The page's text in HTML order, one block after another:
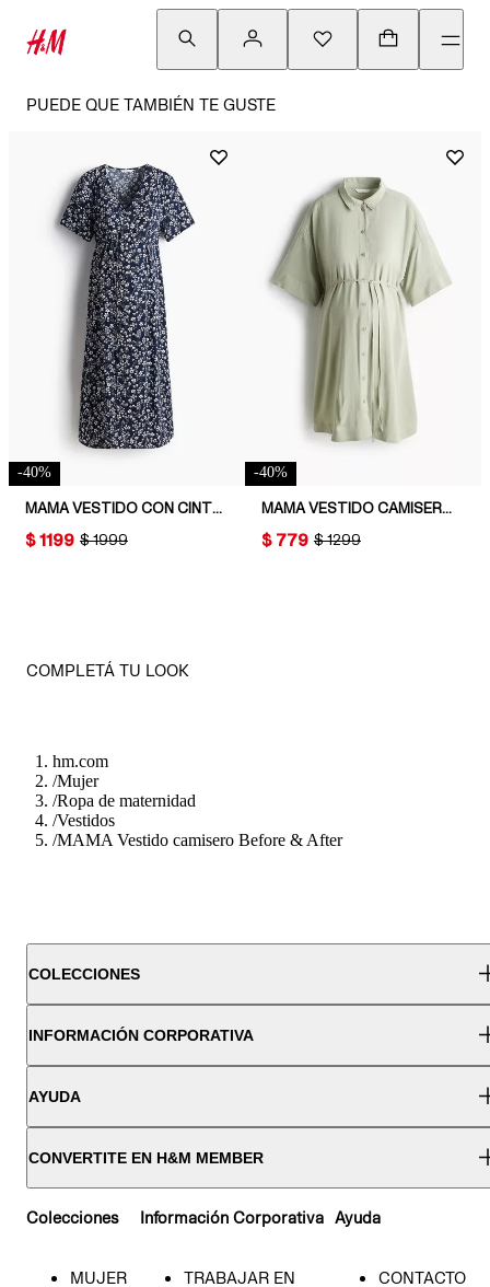
PUEDE QUE TAMBIÉN TE GUSTE
-40%
MAMA VESTIDO CON CINTURÓN PARA ATAR BEFORE & AFTER
ORIGINAL PRICE:
$ 1999
PRICE:
$ 1199
-40%
MAMA VESTIDO CAMISERO BEFORE & AFTER
ORIGINAL PRICE:
$ 1299
PRICE:
$ 779
COMPLETÁ TU LOOK
hm.com
/Mujer
/Ropa de maternidad
/Vestidos
/MAMA Vestido camisero Before & After
COLECCIONES
INFORMACIÓN CORPORATIVA
AYUDA
CONVERTITE EN H&M MEMBER
Colecciones
MUJER
Información Corporativa
TRABAJAR EN
Ayuda
CONTACTO